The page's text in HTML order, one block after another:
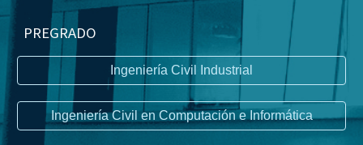
PREGRADO
Ingeniería Civil Industrial
Ingeniería Civil en Computación e Informática